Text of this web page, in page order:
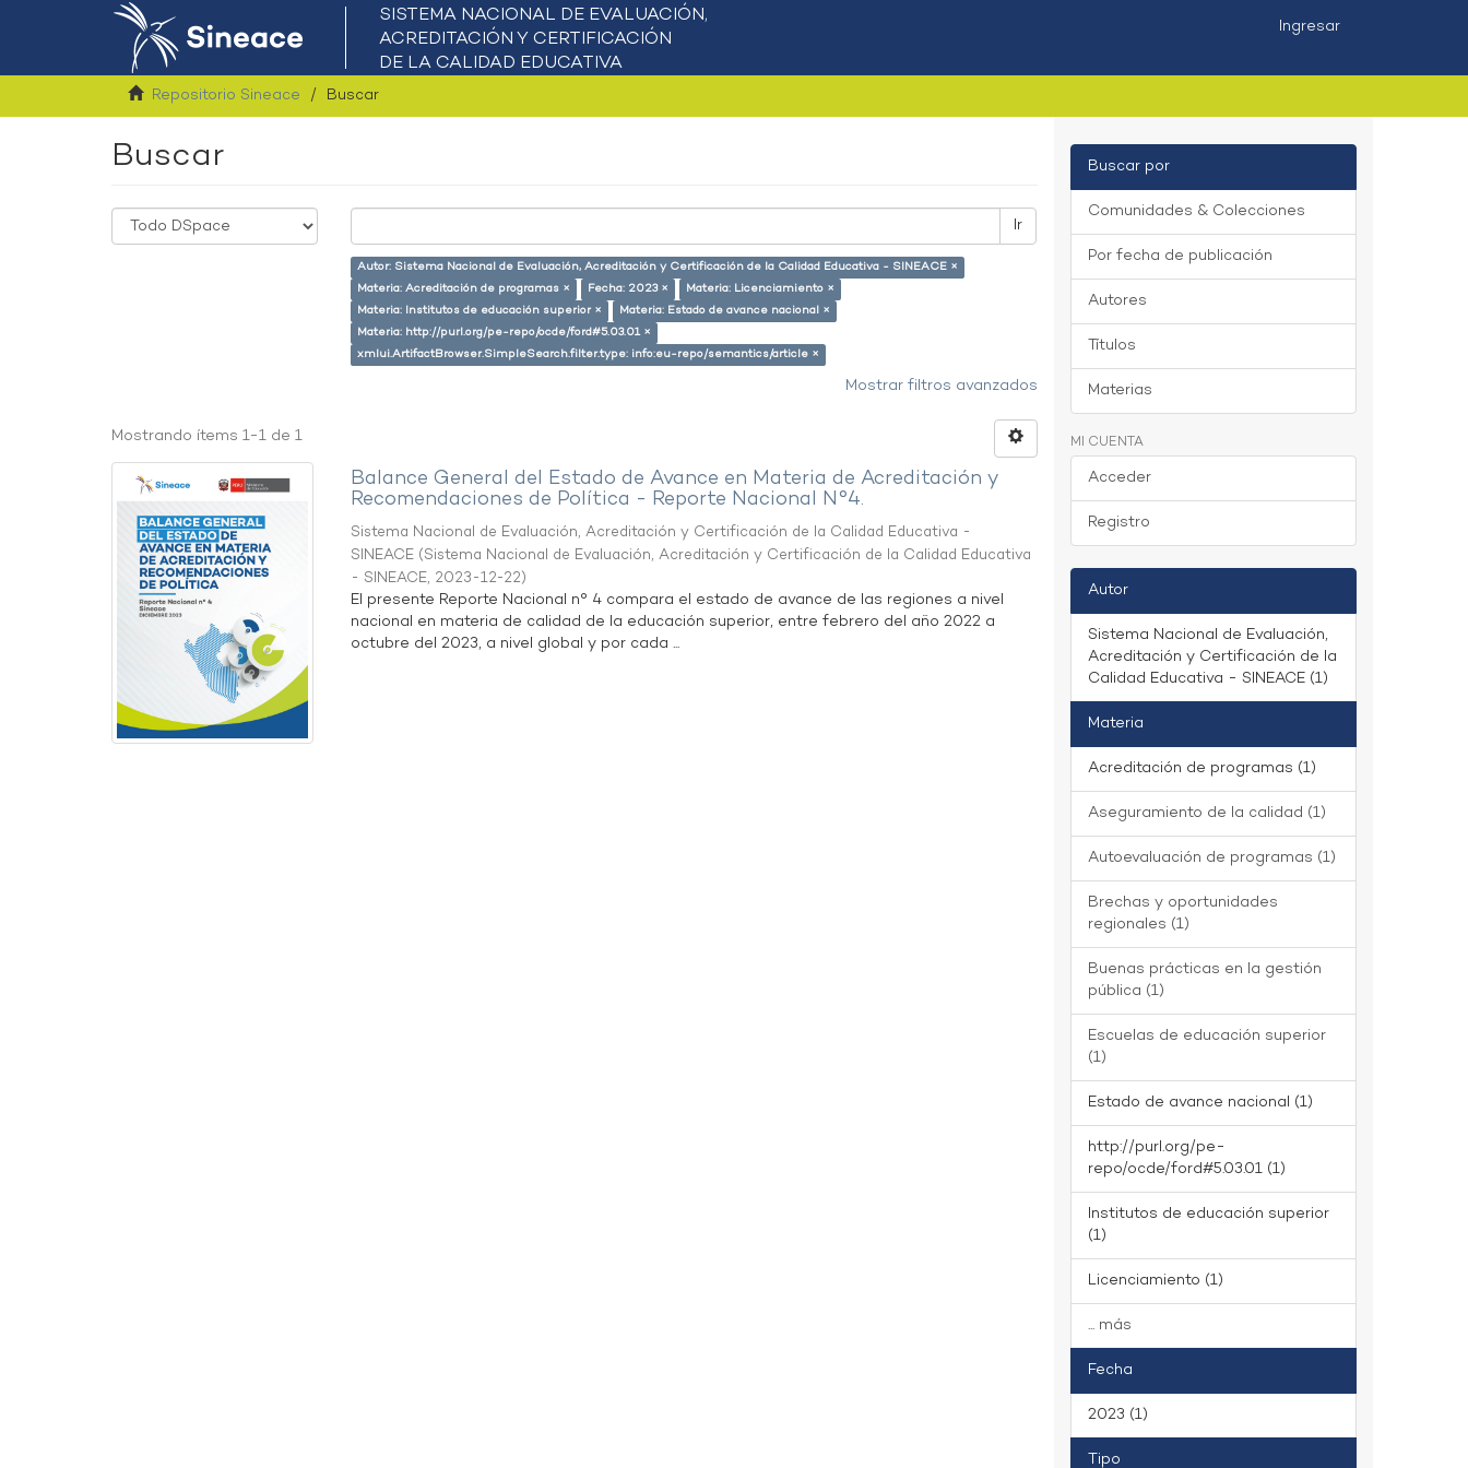
Ingresar
Repositorio Sineace Buscar
Buscar
Ir
Autor: Sistema Nacional de Evaluación, Acreditación y Certificación de la Calidad Educativa - SINEACE ×
Materia: Acreditación de programas ×
Fecha: 2023 ×
Materia: Licenciamiento ×
Materia: Institutos de educación superior ×
Materia: Estado de avance nacional ×
Materia: http://purl.org/pe-repo/ocde/ford#5.03.01 ×
xmlui.ArtifactBrowser.SimpleSearch.filter.type: info:eu-repo/semantics/article ×
Mostrar filtros avanzados
Mostrando ítems 1-1 de 1
Balance General del Estado de Avance en Materia de Acreditación y
Recomendaciones de Política - Reporte Nacional N°4.
Sistema Nacional de Evaluación, Acreditación y Certificación de la Calidad Educativa -
SINEACE (Sistema Nacional de Evaluación, Acreditación y Certificación de la Calidad Educativa
- SINEACE, 2023-12-22)
El presente Reporte Nacional n° 4 compara el estado de avance de las regiones a nivel
nacional en materia de calidad de la educación superior, entre febrero del año 2022 a
octubre del 2023, a nivel global y por cada ...
Buscar por
Comunidades & Colecciones
Por fecha de publicación
Autores
Títulos
Materias
MI CUENTA
Acceder
Registro
Autor
Sistema Nacional de Evaluación,
Acreditación y Certificación de la
Calidad Educativa - SINEACE (1)
Materia
Acreditación de programas (1)
Aseguramiento de la calidad (1)
Autoevaluación de programas (1)
Brechas y oportunidades
regionales (1)
Buenas prácticas en la gestión
pública (1)
Escuelas de educación superior
(1)
Estado de avance nacional (1)
http://purl.org/pe-
repo/ocde/ford#5.03.01 (1)
Institutos de educación superior
(1)
Licenciamiento (1)
... más
Fecha
2023 (1)
Tipo